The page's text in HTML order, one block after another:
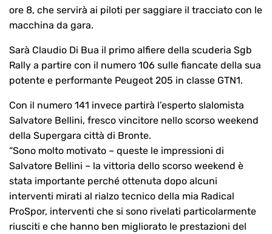
ore 8, che servirà ai piloti per saggiare il tracciato con le
macchina da gara.
Sarà Claudio Di Bua il primo alfiere della scuderia Sgb
Rally a partire con il numero 106 sulle fiancate della sua
potente e performante Peugeot 205 in classe GTN1.
Con il numero 141 invece partirà l’esperto slalomista
Salvatore Bellini, fresco vincitore nello scorso weekend
della Supergara città di Bronte.
“Sono molto motivato – queste le impressioni di
Salvatore Bellini – la vittoria dello scorso weekend è
stata importante perché ottenuta dopo alcuni
interventi mirati al rialzo tecnico della mia Radical
ProSpor, interventi che si sono rivelati particolarmente
riusciti e che hanno ben migliorato le prestazioni del